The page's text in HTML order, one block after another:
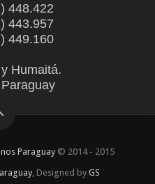
448.422
443.957
449.160
Humaitá.
Paraguay© 2014 - 2015
, Designed by GS